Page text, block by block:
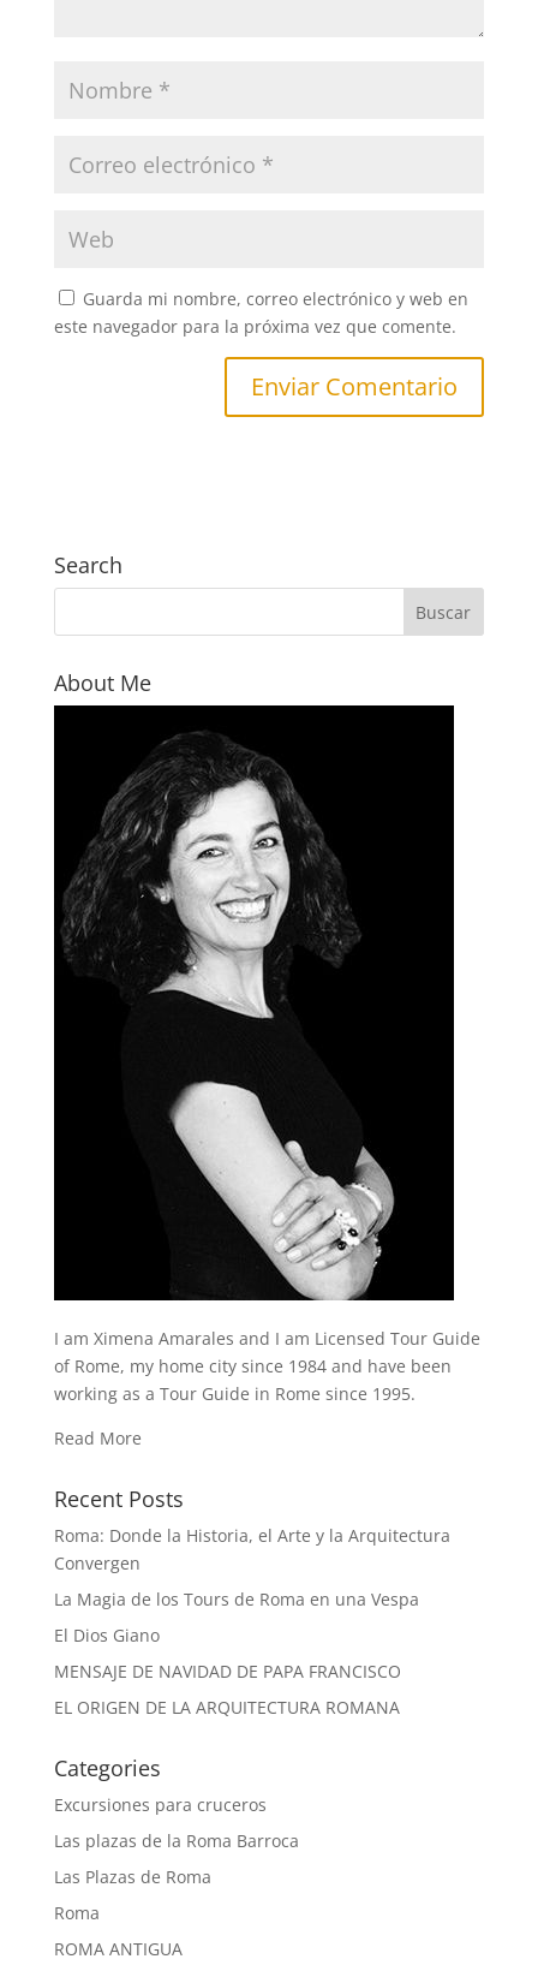
Guarda mi nombre, correo electrónico y web en
este navegador para la próxima vez que comente.
Search
About Me
I am Ximena Amarales and I am Licensed Tour Guide
of Rome, my home city since 1984 and have been
working as a Tour Guide in Rome since 1995.
Read More
Recent Posts
Roma: Donde la Historia, el Arte y la Arquitectura
Convergen
La Magia de los Tours de Roma en una Vespa
El Dios Giano
MENSAJE DE NAVIDAD DE PAPA FRANCISCO
EL ORIGEN DE LA ARQUITECTURA ROMANA
Categories
Excursiones para cruceros
Las plazas de la Roma Barroca
Las Plazas de Roma
Roma
ROMA ANTIGUA